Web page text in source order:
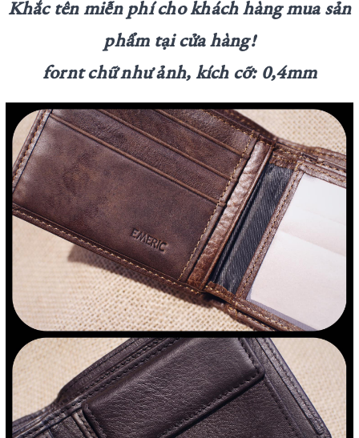
Khắc tên miễn phí cho khách hàng mua sản
phẩm tại cửa hàng!
fornt chữ như ảnh, kích cỡ: 0,4mm